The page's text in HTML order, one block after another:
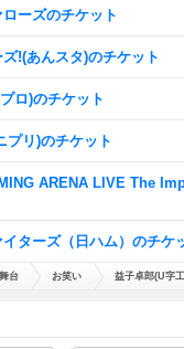
ーズのチケット
!(あんスタ)のチケット
ロ)のチケット
プリ)のチケット
ARENA LIVE The
ターズ（日ハム）のチケ
台 お笑い 益子卓郎(U字